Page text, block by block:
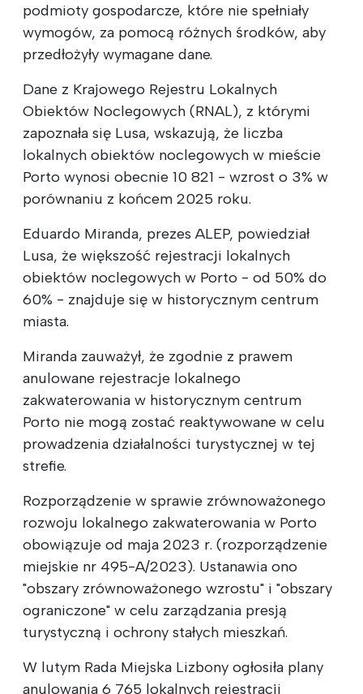
podmioty gospodarcze, które nie spełniały
wymogów, za pomocą różnych środków, aby
przedłożyły wymagane dane.
Dane z Krajowego Rejestru Lokalnych
Obiektów Noclegowych (RNAL), z którymi
zapoznała się Lusa, wskazują, że liczba
lokalnych obiektów noclegowych w mieście
Porto wynosi obecnie 10 821 - wzrost o 3% w
porównaniu z końcem 2025 roku.
Eduardo Miranda, prezes ALEP, powiedział
Lusa, że większość rejestracji lokalnych
obiektów noclegowych w Porto - od 50% do
60% - znajduje się w historycznym centrum
miasta.
Miranda zauważył, że zgodnie z prawem
anulowane rejestracje lokalnego
zakwaterowania w historycznym centrum
Porto nie mogą zostać reaktywowane w celu
prowadzenia działalności turystycznej w tej
strefie.
Rozporządzenie w sprawie zrównoważonego
rozwoju lokalnego zakwaterowania w Porto
obowiązuje od maja 2023 r. (rozporządzenie
miejskie nr 495-A/2023). Ustanawia ono
"obszary zrównoważonego wzrostu" i "obszary
ograniczone" w celu zarządzania presją
turystyczną i ochrony stałych mieszkań.
W lutym Rada Miejska Lizbony ogłosiła plany
anulowania 6 765 lokalnych rejestracji